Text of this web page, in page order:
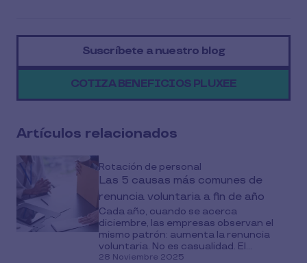
Suscríbete a nuestro blog
COTIZA BENEFICIOS PLUXEE
Artículos relacionados
Rotación de personal
Las 5 causas más comunes de
renuncia voluntaria a fin de año
Cada año, cuando se acerca
diciembre, las empresas observan el
mismo patrón: aumenta la renuncia
voluntaria. No es casualidad. El...
28 Noviembre 2025